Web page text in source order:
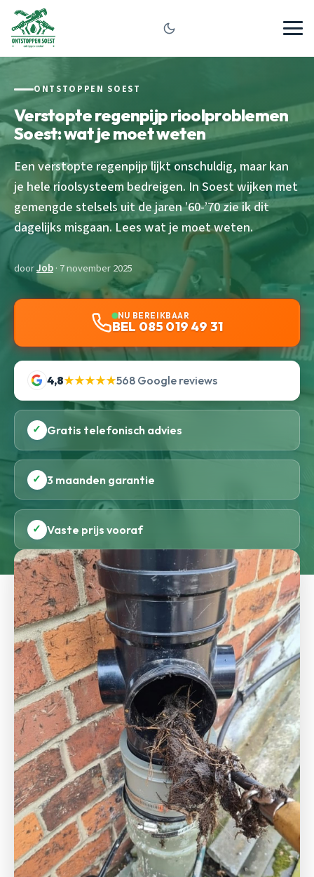
ONTSTOPPEN SOEST
Verstopte regenpijp rioolproblemen
Soest: wat je moet weten
Een verstopte regenpijp lijkt onschuldig, maar kan
je hele rioolsysteem bedreigen. In Soest wijken met
gemengde stelsels uit de jaren ’60-’70 zie ik dit
dagelijks misgaan. Lees wat je moet weten.
doorJob· 7 november 2025
NU BEREIKBAAR
BEL 085 019 49 31
4,8★★★★★568 Google reviews
✓ Gratis telefonisch advies
✓ 3 maanden garantie
✓ Vaste prijs vooraf